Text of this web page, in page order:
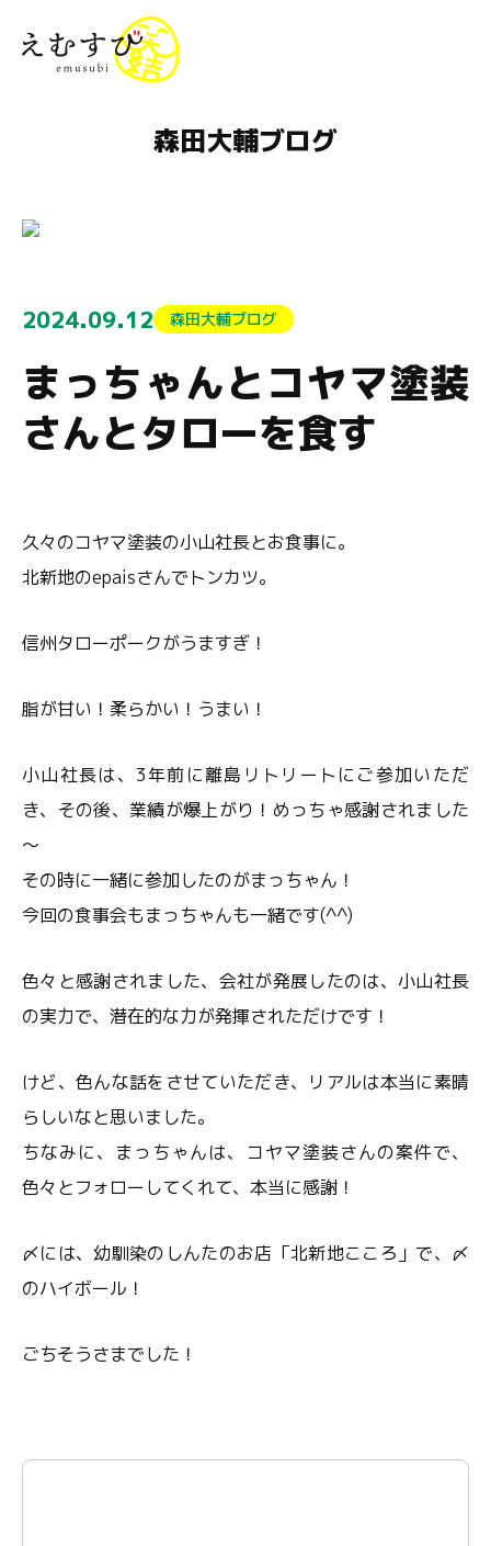
森田大輔ブログ
2024.09.12 森田大輔ブログ
まっちゃんとコヤマ塗装
さんとタローを食す
久々のコヤマ塗装の小山社長とお食事に。
北新地のepaisさんでトンカツ。
信州タローポークがうますぎ！
脂が甘い！柔らかい！うまい！
小山社長は、3年前に離島リトリートにご参加いただ
き、その後、業績が爆上がり！めっちゃ感謝されました
～
その時に一緒に参加したのがまっちゃん！
今回の食事会もまっちゃんも一緒です(^^)
色々と感謝されました、会社が発展したのは、小山社長
の実力で、潜在的な力が発揮されただけです！
けど、色んな話をさせていただき、リアルは本当に素晴
らしいなと思いました。
ちなみに、まっちゃんは、コヤマ塗装さんの案件で、
色々とフォローしてくれて、本当に感謝！
〆には、幼馴染のしんたのお店「北新地こころ」で、〆
のハイボール！
ごちそうさまでした！